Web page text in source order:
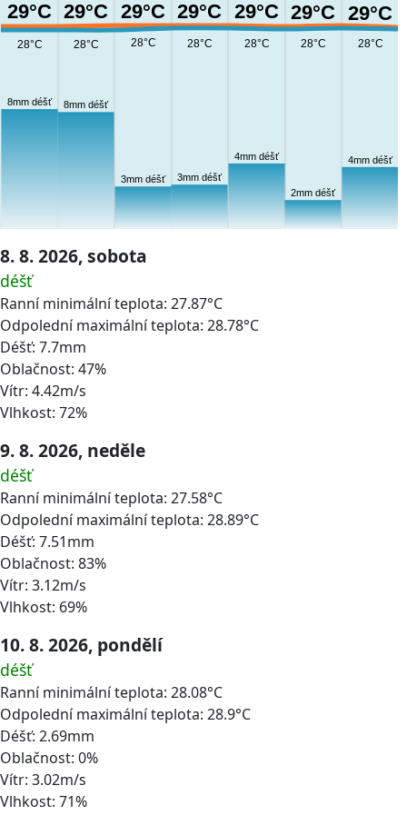
29°C
28°C
8mm déšť
29°C
28°C
8mm déšť
29°C
28°C
3mm déšť
29°C
28°C
3mm déšť
29°C
28°C
4mm déšť
29°C
28°C
2mm déšť
29°C
28°C
4mm déšť
8. 8. 2026, sobota
déšť
Ranní minimální teplota: 27.87°C
Odpolední maximální teplota: 28.78°C
Déšť: 7.7mm
Oblačnost: 47%
Vítr: 4.42m/s
Vlhkost: 72%
9. 8. 2026, neděle
déšť
Ranní minimální teplota: 27.58°C
Odpolední maximální teplota: 28.89°C
Déšť: 7.51mm
Oblačnost: 83%
Vítr: 3.12m/s
Vlhkost: 69%
10. 8. 2026, pondělí
déšť
Ranní minimální teplota: 28.08°C
Odpolední maximální teplota: 28.9°C
Déšť: 2.69mm
Oblačnost: 0%
Vítr: 3.02m/s
Vlhkost: 71%